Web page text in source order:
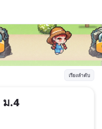
เรียงลำดับ
ม.4